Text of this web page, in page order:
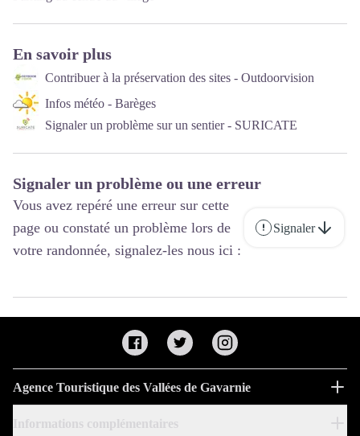
En savoir plus
Contribuer à la préservation des sites - Outdoorvision
Infos météo - Barèges
Signaler un problème sur un sentier - SURICATE
Signaler un problème ou une erreur
Vous avez repéré une erreur sur cette
page ou constaté un problème lors de
votre randonnée, signalez-les nous ici :
Signaler
Agence Touristique des Vallées de Gavarnie
Informations complémentaires